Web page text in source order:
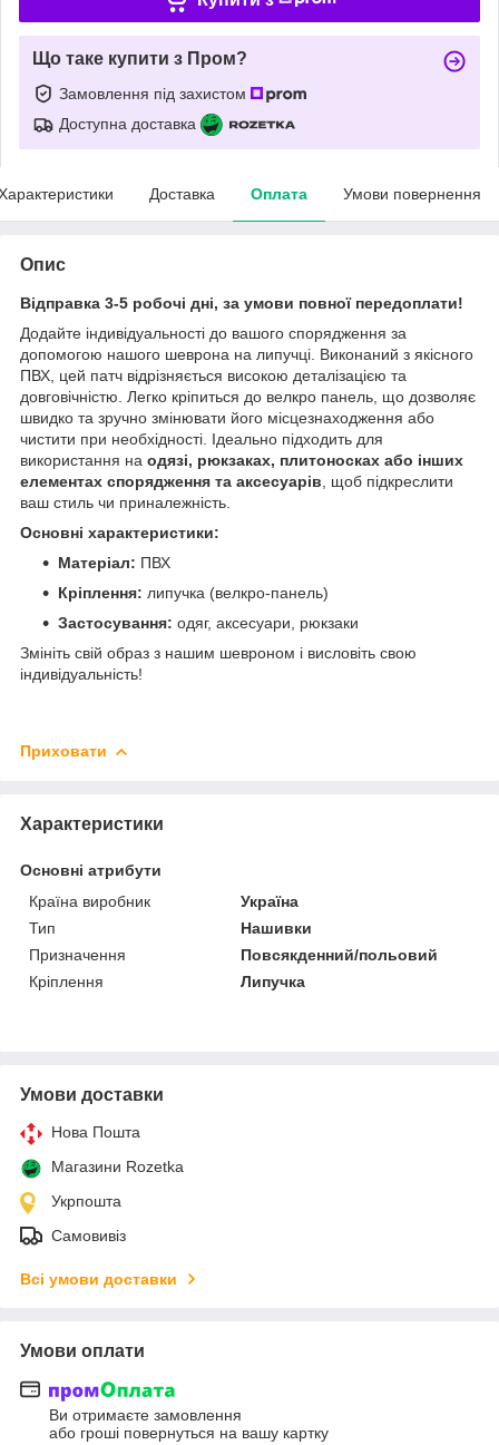
Що таке купити з Пром?
Замовлення під захистом
Доступна доставка
Доставка Оплата Умови повернення
Опис
Відправка 3-5 робочі дні, за умови повної передоплати!
Додайте індивідуальності до вашого спорядження за
допомогою нашого шеврона на липучці. Виконаний з якісного
ПВХ, цей патч відрізняється високою деталізацією та
довговічністю. Легко кріпиться до велкро панель, що дозволяє
швидко та зручно змінювати його місцезнаходження або
чистити при необхідності. Ідеально підходить для
використання на одязі, рюкзаках, плитоносках або інших
елементах спорядження та аксесуарів , щоб підкреслити
ваш стиль чи приналежність.
Основні характеристики:
Матеріал: ПВХ
Кріплення: липучка (велкро-панель)
Застосування: одяг, аксесуари, рюкзаки
Змініть свій образ з нашим шевроном і висловіть свою
індивідуальність!
Приховати
Характеристики
Основні атрибути
Країна виробник
Україна
Тип
Нашивки
Призначення
Повсякденний/польовий
Кріплення
Липучка
Умови доставки
Нова Пошта
Магазини Rozetka
Укрпошта
Самовивіз
Всі умови доставки
Умови оплати
Ви отримаєте замовлення
або гроші повернуться на вашу картку